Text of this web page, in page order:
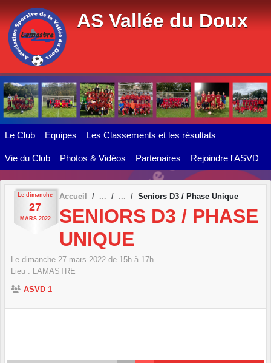
AS Vallée du Doux
Le Club Equipes Les Classements et les résultats
Vie du Club Photos & Vidéos Partenaires Rejoindre l'ASVD
Le dimanche
27
MARS 2022
Accueil Seniors D3 / Phase Unique
SENIORS D3 / PHASE
UNIQUE
Le dimanche 27 mars 2022 de 15h à 17h
Lieu : LAMASTRE
ASVD 1
Panneau de gestion des cookies